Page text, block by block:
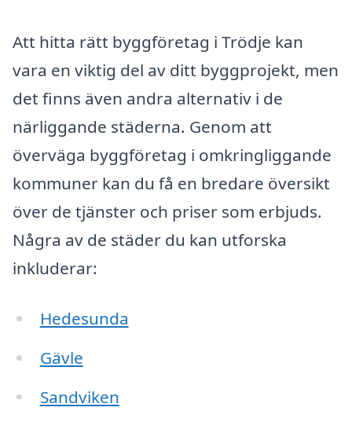
Att hitta rätt byggföretag i Trödje kan
vara en viktig del av ditt byggprojekt, men
det finns även andra alternativ i de
närliggande städerna. Genom att
överväga byggföretag i omkringliggande
kommuner kan du få en bredare översikt
över de tjänster och priser som erbjuds.
Några av de städer du kan utforska
inkluderar:
Hedesunda
Gävle
Sandviken